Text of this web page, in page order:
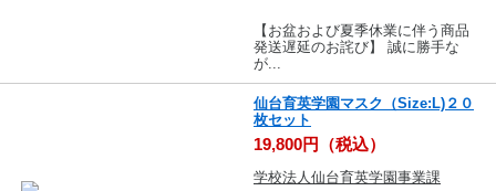
【お盆および夏季休業に伴う商品
発送遅延のお詫び】 誠に勝手な
が...
仙台育英学園マスク（Size:L)２０
枚セット
19,800円（税込）
学校法人仙台育英学園事業課